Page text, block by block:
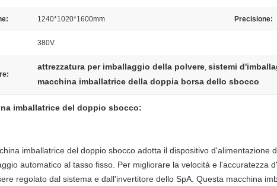
1240*1020*1600mm Precisione:
380V
attrezzatura per imballaggio della polvere, sistemi
macchina imballatrice della doppia borsa dello sbocco
imballatrice del doppio sbocco:
imballatrice del doppio sbocco adotta il dispositivo d'alimentazione
automatico al tasso fisso. Per migliorare la velocità e l'accuratezza
regolato dal sistema e dall'invertitore dello SpA. Questa macchina